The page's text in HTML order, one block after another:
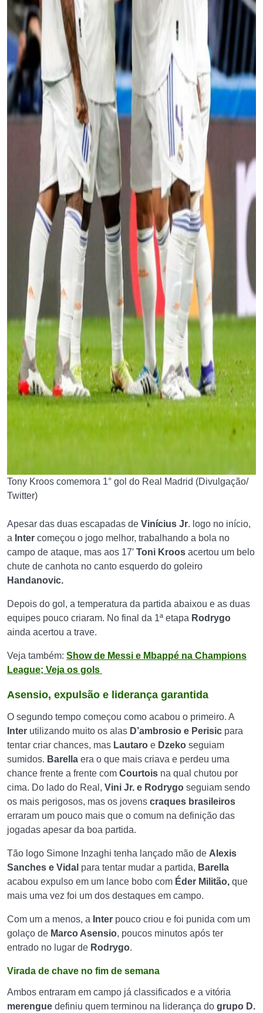
Tony Kroos comemora 1° gol do Real Madrid (Divulgação/
Twitter)
Apesar das duas escapadas de Vinícius Jr. logo no início,
a Inter começou o jogo melhor, trabalhando a bola no
campo de ataque, mas aos 17′ Toni Kroos acertou um belo
chute de canhota no canto esquerdo do goleiro
Handanovic.
Depois do gol, a temperatura da partida abaixou e as duas
equipes pouco criaram. No final da 1ª etapa Rodrygo
ainda acertou a trave.
Veja também: Show de Messi e Mbappé na Champions
League; Veja os gols
Asensio, expulsão e liderança garantida
O segundo tempo começou como acabou o primeiro. A
Inter utilizando muito os alas D’ambrosio e Perisic para
tentar criar chances, mas Lautaro e Dzeko seguiam
sumidos. Barella era o que mais criava e perdeu uma
chance frente a frente com Courtois na qual chutou por
cima. Do lado do Real, Vini Jr. e Rodrygo seguiam sendo
os mais perigosos, mas os jovens craques brasileiros
erraram um pouco mais que o comum na definição das
jogadas apesar da boa partida.
Tão logo Simone Inzaghi tenha lançado mão de Alexis
Sanches e Vidal para tentar mudar a partida, Barella
acabou expulso em um lance bobo com Éder Militão, que
mais uma vez foi um dos destaques em campo.
Com um a menos, a Inter pouco criou e foi punida com um
golaço de Marco Asensio, poucos minutos após ter
entrado no lugar de Rodrygo.
Virada de chave no fim de semana
Ambos entraram em campo já classificados e a vitória
merengue definiu quem terminou na liderança do grupo D.